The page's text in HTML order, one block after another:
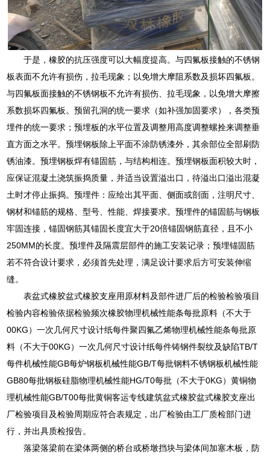
于是，橡胶的抗压强度可以大幅度提高。与四氟板接触的不锈钢
板表面不允许有损伤，拉毛现象；以免增大摩阻系数及损坏四氟板。
与四氟板面接触的不锈钢板不允许有损伤、拉毛现象，以免增大摩擦
系数损坏四氟板。预留孔洞的统一要求（如补强加固要求），各类预
埋件的统一要求；预埋板的水平位置及调整用高度调整螺拴来调整垂
直方面之水平。预埋钢板除上平面不涂防锈漆外，其余部位全部刷防
锈油漆。预埋钢板焊有锚固筋，与结构相连。预埋钢板面积较大时，
应保证混凝土浇筑振捣质量，并适当设置溢出口，待溢出口溢出混凝
土时才停止振捣。预埋件：应绘出其平面、侧面或剖面，注明尺寸、
钢材和锚筋的规格、型号、性能、焊接要求。预埋件的锚固筋与钢板
牢固连接，锚固钢筋其锚固长度宜大于20倍锚固钢筋直径，且不小
250MM的长度。预埋件及隔震层部件的施工安装记录；预埋锚固筋
若不符合设计要求，必须首先处理，满足设计要求后方可安装伸缩
缝。
表盆式橡胶盆式橡胶支座用原材料及部件进厂后的检验检验项目
检验内容检验依据检验频次橡胶物理机械性能条每批原料（不大于
00KG）一次几何尺寸设计纸每件聚四氟乙烯物理机械性能条每批原
料（不大于00KG）一次几何尺寸设计纸每件铸钢件裂纹及缺陷TB/T
每件机械性能GB每炉钢板机械性能GB/T每批钢料不锈钢板机械性能
GB80每批钢板硅脂物理机械性能HG/T0每批（不大于0KG）黄铜物
理机械性能GB/T00每批黄铜客运专线建筑盆式橡胶盆式橡胶支座出
厂检验项目及检验周期应符合表规定，出厂检验由工厂质检部门进
行，并出具质检报告。
落梁落梁前在梁体两侧的桥台或桥墩挡块与梁体间加塞木板，防